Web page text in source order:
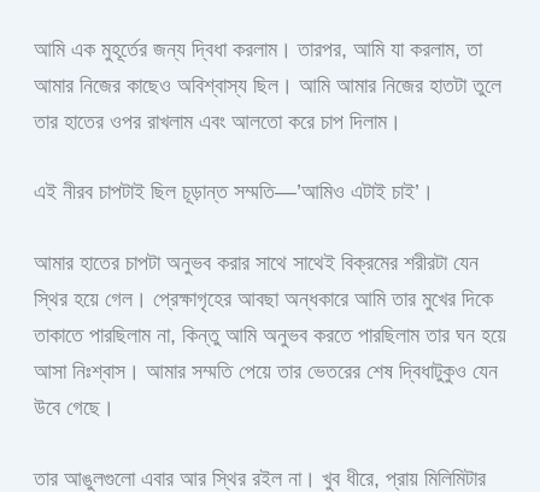
আমি এক মুহূর্তের জন্য দ্বিধা করলাম। তারপর, আমি যা করলাম, তা
আমার নিজের কাছেও অবিশ্বাস্য ছিল। আমি আমার নিজের হাতটা তুলে
তার হাতের ওপর রাখলাম এবং আলতো করে চাপ দিলাম।
এই নীরব চাপটাই ছিল চূড়ান্ত সম্মতি—’আমিও এটাই চাই’।
আমার হাতের চাপটা অনুভব করার সাথে সাথেই বিক্রমের শরীরটা যেন
স্থির হয়ে গেল। প্রেক্ষাগৃহের আবছা অন্ধকারে আমি তার মুখের দিকে
তাকাতে পারছিলাম না, কিন্তু আমি অনুভব করতে পারছিলাম তার ঘন হয়ে
আসা নিঃশ্বাস। আমার সম্মতি পেয়ে তার ভেতরের শেষ দ্বিধাটুকুও যেন
উবে গেছে।
তার আঙুলগুলো এবার আর স্থির রইল না। খুব ধীরে, প্রায় মিলিমিটার